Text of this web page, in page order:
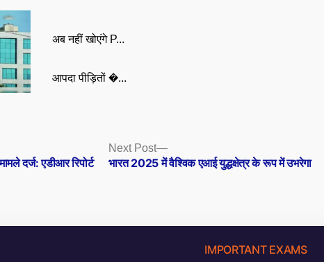
अब नहीं खोएंगे P...
आपदा पीड़ितों �...
दर्ज: एडीआर रिपोर्ट
Next Post
Next
post:
भारत 2025 में वैश्विक एआई युद्धक्षेत्र के रूप में उभरेगा
IMPORTANT EXAMS